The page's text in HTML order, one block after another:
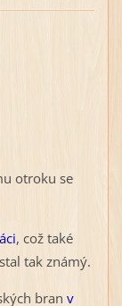
otroku se
, což také
tak známý.
bran v